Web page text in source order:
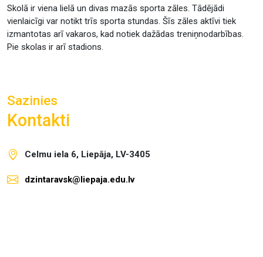
Skolā ir viena lielā un divas mazās sporta zāles. Tādējādi
vienlaicīgi var notikt trīs sporta stundas. Šīs zāles aktīvi tiek
izmantotas arī vakaros, kad notiek dažādas treniņnodarbības.
Pie skolas ir arī stadions.
Sazinies
Kontakti
Celmu iela 6, Liepāja, LV-3405
dzintaravsk@liepaja.edu.lv